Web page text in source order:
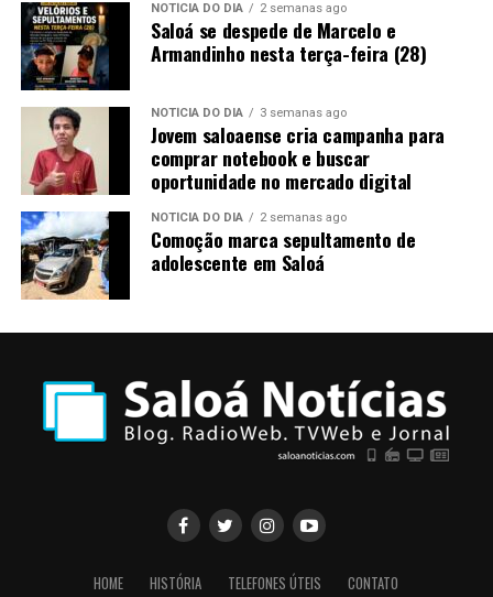
NOTÍCIA DO DIA 2 semanas ago
Saloá se despede de Marcelo e
Armandinho nesta terça-feira (28)
NOTÍCIA DO DIA 3 semanas ago
Jovem saloaense cria campanha para
comprar notebook e buscar
oportunidade no mercado digital
NOTÍCIA DO DIA 2 semanas ago
Comoção marca sepultamento de
adolescente em Saloá
HOME HISTÓRIA TELEFONES ÚTEIS CONTATO